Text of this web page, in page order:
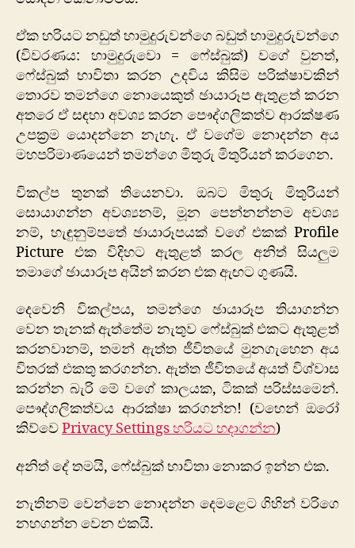
ඒක හරියට නඩුත් හාමුදුරුවන්ගෙ බඩුත් හාමුදුරුවන්ගෙ
(විවරණය: හාමුදුරුවො = ෆේස්බුක්) වගේ වුනත්,
ෆේස්බුක් භාවිතා කරන උදවිය කිසිම පරික්ෂාවකින්
තොරව තමන්ගෙ නොයෙකුත් ඡායාරූප ඇතුළත් කරන
අතරෙ ඒ සඳහා අවශ්‍ය කරන පෞද්ගලිකත්ව ආරක්ෂණ
උපක්‍රම යොදන්නෙ නැහැ. ඒ වගේම නොදන්න අය
මහපරිමා‍ණයෙන් තමන්ගෙ මිතුරු මිතුරියන් කරගෙන.
විකල්ප තුනක් තියෙනවා. ඔබට මිතුරු මිතුරියන්
සොයාගන්න අවශ්‍යනම්, මූන පෙන්නන්නම අවශ්‍ය
නම්, හැඳුනුම්පතේ ඡායාරූපයක් වගේ එකක් Profile
Picture එක විදිහට ඇතුළත් කරල අනිත් සියලුම
තමාගේ ඡායාරූප අයින් කරන එක ඇඟට ගුණයි.
දෙවෙනි විකල්පය, තමන්ගෙ ඡායාරූප තියාගන්න
වෙන තැනක් ඇත්තේම නැතුව ෆේස්බුක් එකට ඇතුළත්
කරනවානම්, තමන් ඇත්ත ජීවිතයේ මුනගැහෙන අය
විතරක් එකතු කරගන්න. ඇත්ත ජීවිත‍යේ අයත් විශ්වාස
කරන්න බැරි මේ වගේ කාලයක, ටිකක් පරිස්සමෙන්.
පෞද්ගලිකත්වය ආරක්ෂා කරගන්න! (වහෙන් ඔරෝ
කිව්වෙPrivacy Settings හරියට හදාගන්න)
අනිත් දේ තමයි, ෆේස්බුක් භාවිතා නොකර ඉන්න එක.
නැතිනම් වෙන්නෙ නොදන්න දෙමළෙට ගිහින් වරිගෙ
නහගන්න වෙන එකයි.